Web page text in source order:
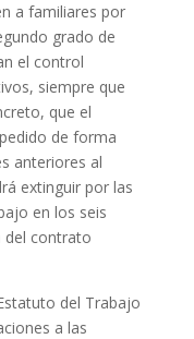
a familiares por
grado de
el control
siempre que
que el
de forma
anteriores al
extinguir por las
en los seis
del contrato
del Trabajo
a las